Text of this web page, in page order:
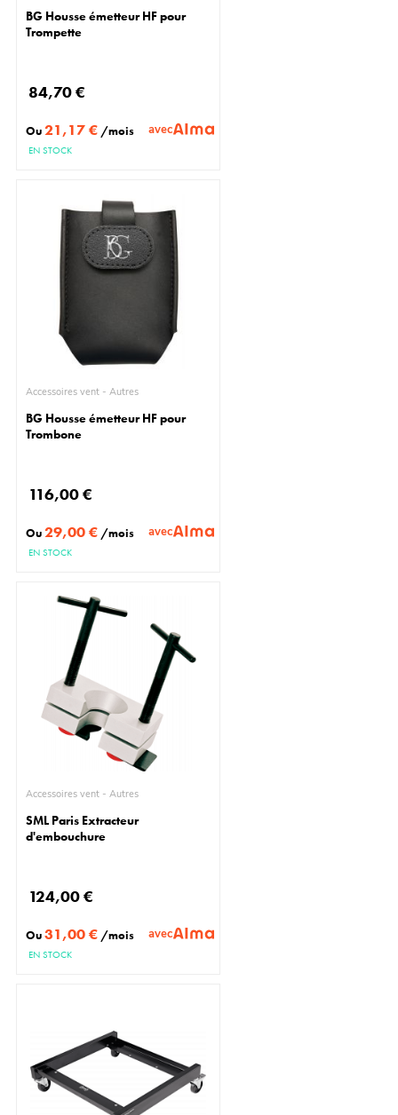
BG Housse émetteur HF pour
Trompette
84,70 €
Ou21,17 € /mois avec
EN STOCK
Accessoires vent - Autres
BG Housse émetteur HF pour
Trombone
116,00 €
Ou29,00 € /mois avec
EN STOCK
Accessoires vent - Autres
SML Paris Extracteur
d'embouchure
124,00 €
Ou31,00 € /mois avec
EN STOCK